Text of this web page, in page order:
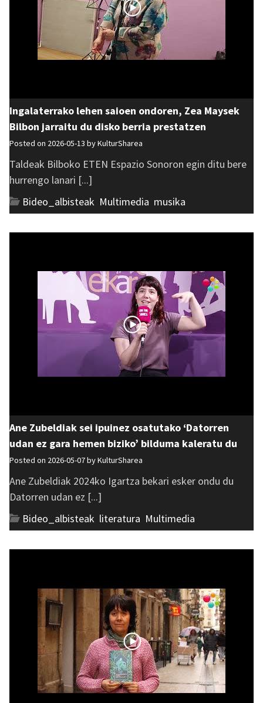
Ingalaterrako lehen saioen ondoren, Zea Maysek
Bilbon jarraitu du disko berria prestatzen
Posted on 2026-05-13 byKulturSharea
Taldeak Bilboko ETEN Espazio Sonoron egin ditu bere
hurrengo lanari [...]
Bideo_albisteak Multimedia musika
Ane Zubeldiak sei ipuinez osatutako ‘Datorren
udan ez gara hemen biziko’ bilduma kaleratu du
Posted on 2026-05-07 byKulturSharea
Ane Zubeldiak 2024ko Igartza bekari esker ondu du
Datorren udan ez [...]
Bideo_albisteak literatura Multimedia